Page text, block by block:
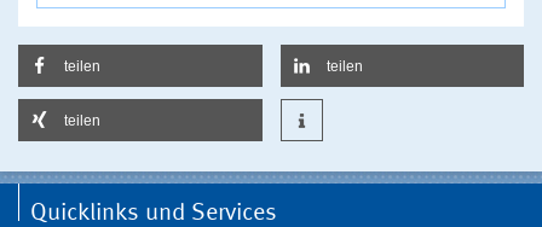
teilen teilen
teilen
Quicklinks und Services